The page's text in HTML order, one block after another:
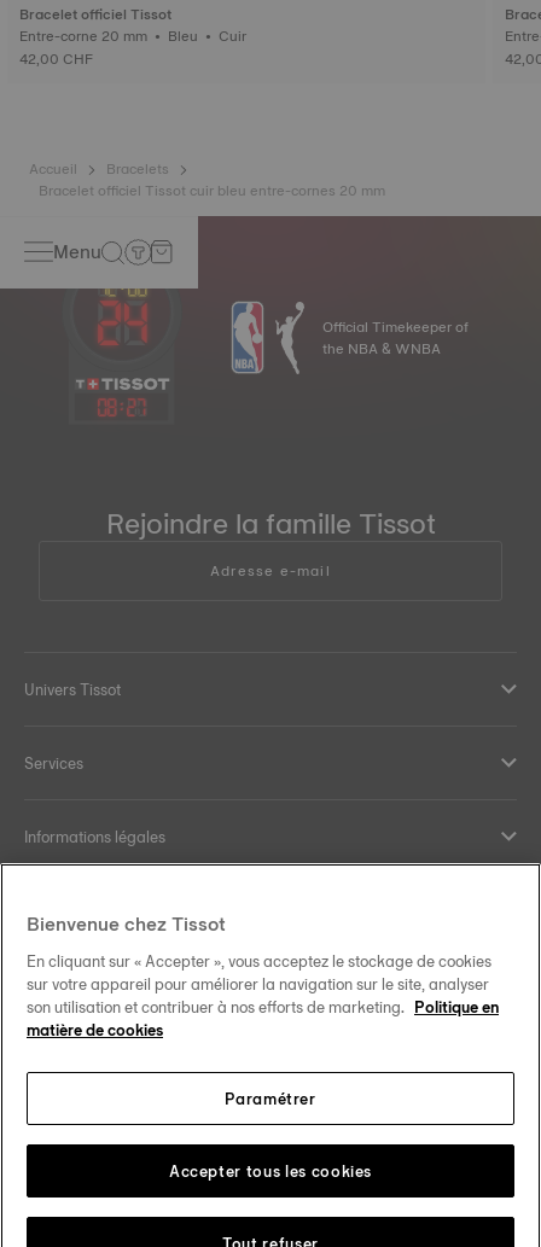
Bracelet officiel Tissot
Entre-corne 20 mm • Bleu • Cuir
42,00 CHF
Accueil
Bracelets
Bracelet officiel Tissot cuir bleu entre-cornes 20 mm
Menu
08:27
Official Timekeeper of
the NBA & WNBA
Rejoindre la famille Tissot
Adresse e-mail
Univers Tissot
Services
Informations légales
Nos engagements
Suivez-nous sur les réseaux sociaux
Changer de pays Tissot Copyrights 2026
Bienvenue chez Tissot
En cliquant sur « Accepter », vous acceptez le stockage de cookies
sur votre appareil pour améliorer la navigation sur le site, analyser
son utilisation et contribuer à nos efforts de marketing. Politique en
matière de cookies
Paramétrer
Accepter tous les cookies